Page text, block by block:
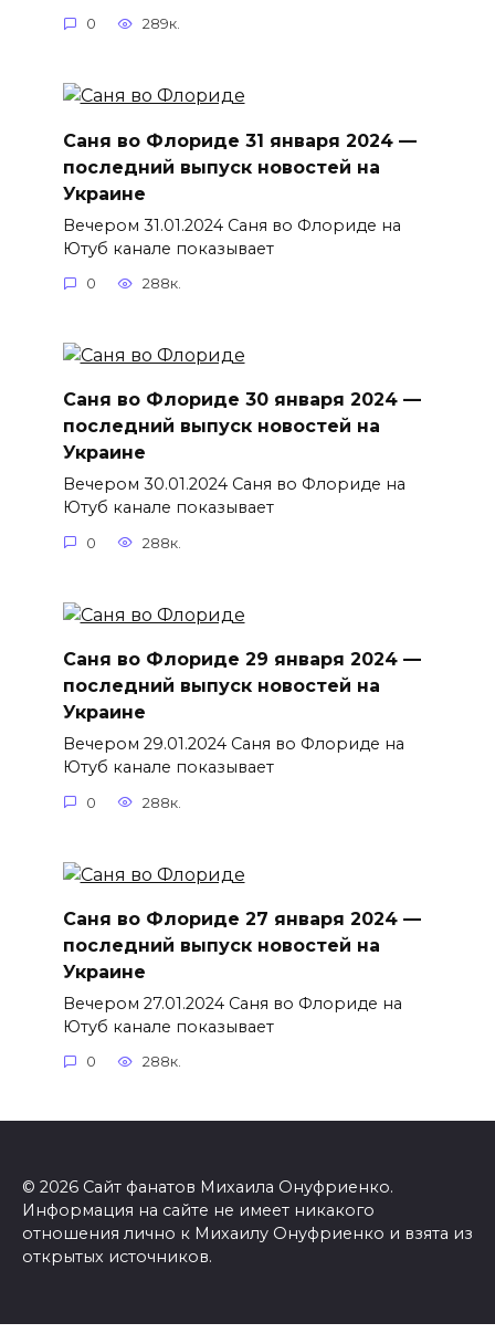
0 289к.
Саня во Флориде 31 января 2024 —
последний выпуск новостей на
Украине
Вечером 31.01.2024 Саня во Флориде на
Ютуб канале показывает
0 288к.
Саня во Флориде 30 января 2024 —
последний выпуск новостей на
Украине
Вечером 30.01.2024 Саня во Флориде на
Ютуб канале показывает
0 288к.
Саня во Флориде 29 января 2024 —
последний выпуск новостей на
Украине
Вечером 29.01.2024 Саня во Флориде на
Ютуб канале показывает
0 288к.
Саня во Флориде 27 января 2024 —
последний выпуск новостей на
Украине
Вечером 27.01.2024 Саня во Флориде на
Ютуб канале показывает
0 288к.
© 2026 Сайт фанатов Михаила Онуфриенко.
Информация на сайте не имеет никакого
отношения лично к Михаилу Онуфриенко и взята из
открытых источников.